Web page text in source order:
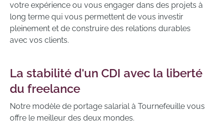
votre expérience ou vous engager dans des projets à
long terme qui vous permettent de vous investir
pleinement et de construire des relations durables
avec vos clients.
La stabilité d'un CDI avec la liberté
du freelance
Notre modèle de portage salarial à Tournefeuille vous
offre le meilleur des deux mondes.